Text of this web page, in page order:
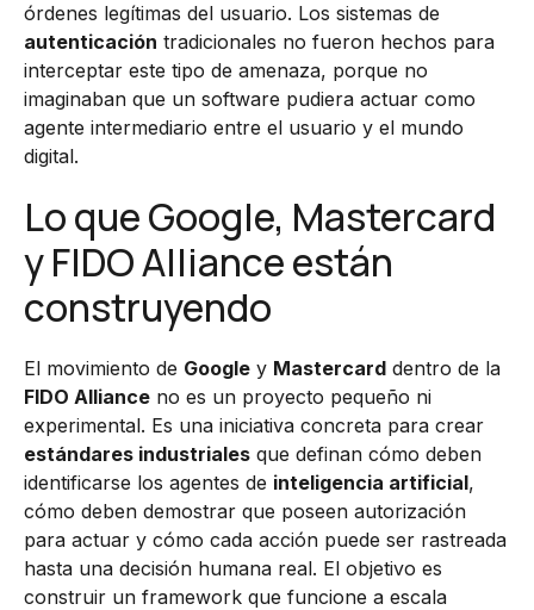
órdenes legítimas del usuario. Los sistemas de
autenticación tradicionales no fueron hechos para
interceptar este tipo de amenaza, porque no
imaginaban que un software pudiera actuar como
agente intermediario entre el usuario y el mundo
digital.
Lo que Google, Mastercard
y FIDO Alliance están
construyendo
El movimiento de Google y Mastercard dentro de la
FIDO Alliance no es un proyecto pequeño ni
experimental. Es una iniciativa concreta para crear
estándares industriales que definan cómo deben
identificarse los agentes de inteligencia artificial,
cómo deben demostrar que poseen autorización
para actuar y cómo cada acción puede ser rastreada
hasta una decisión humana real. El objetivo es
construir un framework que funcione a escala